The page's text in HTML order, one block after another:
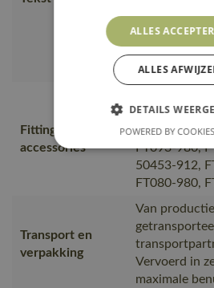
slijtvast
geweven
onder de
optimale gri
Fitting
accessories
50404-876,
50406-877,
FT089-980,
FT093-980,
50453-912,
FT080-980,
Transport en
verpakking
Van
Vervoerd in
maximale
ALLES
ALLES
DETAILS
POWERED BY